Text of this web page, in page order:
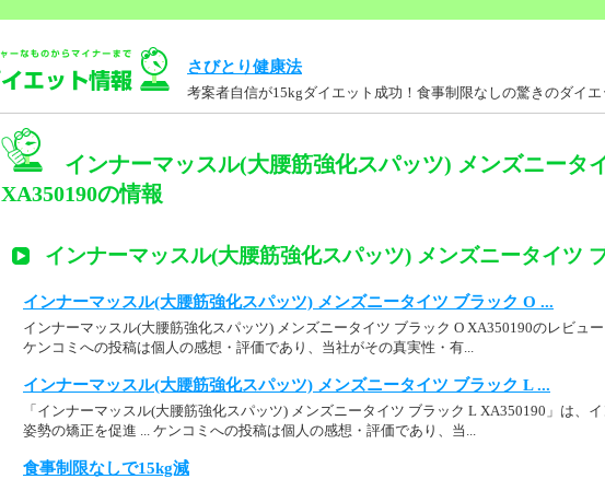
さびとり健康法
考案者自信が15kgダイエット成功！食事制限なしの驚きのダイエ
インナーマッスル(大腰筋強化スパッツ) メンズニータ
XA350190の情報
インナーマッスル(大腰筋強化スパッツ) メンズニータイツ
インナーマッスル(大腰筋強化スパッツ) メンズニータイツ ブラック O ...
インナーマッスル(大腰筋強化スパッツ) メンズニータイツ ブラック O XA350190のレビュ
ケンコミへの投稿は個人の感想・評価であり、当社がその真実性・有...
インナーマッスル(大腰筋強化スパッツ) メンズニータイツ ブラック L ...
「インナーマッスル(大腰筋強化スパッツ) メンズニータイツ ブラック L XA350190」は、
姿勢の矯正を促進 ... ケンコミへの投稿は個人の感想・評価であり、当...
食事制限なしで15kg減